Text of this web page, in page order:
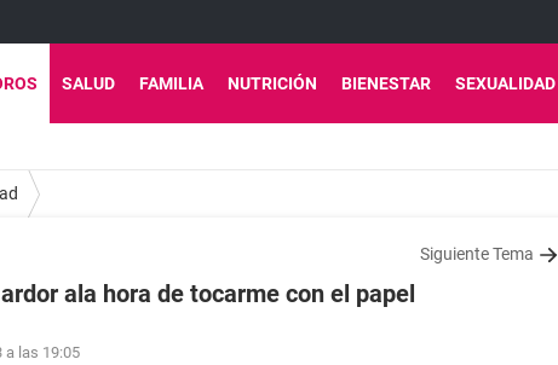
SALUD FAMILIA NUTRICIÓN BIENESTAR SEXUALIDAD
Siguiente Tema
ala hora de tocarme con el papel
a las 19:05